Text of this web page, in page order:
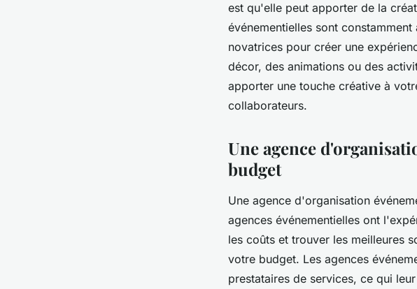
est qu'elle peut apporter de la
événementielles sont
novatrices pour créer une
décor, des animations ou des
apporter une touche créative à
collaborateurs.
Une agence
budget
Une agence d'organisation
agences événementielles ont
les coûts et trouver les meilleures
votre budget. Les agences
prestataires de services, ce qui